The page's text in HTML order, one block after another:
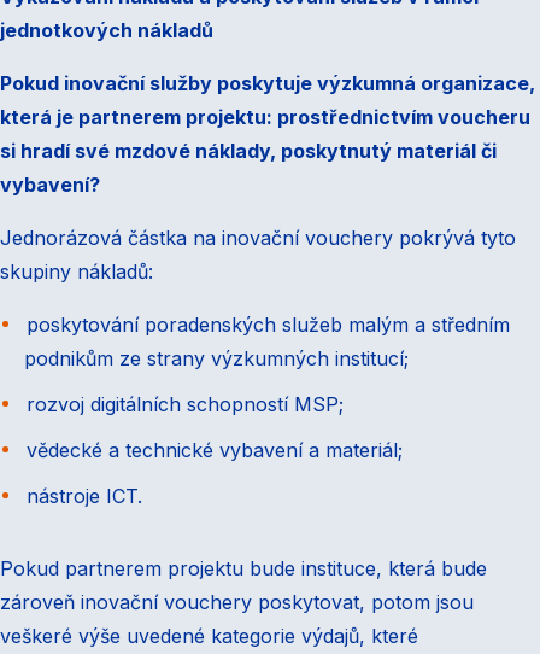
jednotkových nákladů
Pokud inovační služby poskytuje výzkumná organizace,
která je partnerem projektu: prostřednictvím voucheru
si hradí své mzdové náklady, poskytnutý materiál či
vybavení?
Jednorázová částka na inovační vouchery pokrývá tyto
skupiny nákladů:
poskytování poradenských služeb malým a středním
podnikům ze strany výzkumných institucí;
rozvoj digitálních schopností MSP;
vědecké a technické vybavení a materiál;
nástroje ICT.
Pokud partnerem projektu bude instituce, která bude
zároveň inovační vouchery poskytovat, potom jsou
veškeré výše uvedené kategorie výdajů, které